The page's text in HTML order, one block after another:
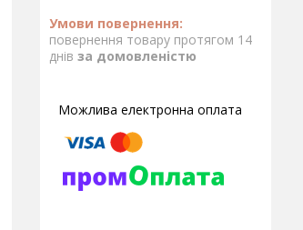
повернення товару протягом 14
днів за домовленістю